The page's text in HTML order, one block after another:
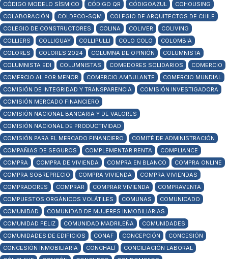
CÓDIGO MODELO SÍSMICO
CÓDIGO QR CÓDIGOAZUL
COHOUSING
COLABORACIÓN
COLDECO-SQM
COLEGIO DE ARQUITECTOS DE CHILE
COLEGIO DE CONSTRUCTORES
COLINA COLIVER
COLIVING
COLLIERS
COLLIGUAY COLLIPULLI COLO COLO
COLOMBIA
COLORES
COLORES 2024 COLUMNA DE OPINIÓN
COLUMNISTA
COLUMNISTA EDI
COLUMNISTAS COMEDORES SOLIDARIOS
COMERCIO
COMERCIO AL POR MENOR
COMERCIO AMBULANTE
COMERCIO MUNDIAL
COMISIÓN DE INTEGRIDAD Y TRANSPARENCIA
COMISIÓN INVESTIGADORA
COMISIÓN MERCADO FINANCIERO
COMISIÓN NACIONAL BANCARIA Y DE VALORES
COMISIÓN NACIONAL DE PRODUCTIVIDAD
COMISIÓN PARA EL MERCADO FINANCIERO
COMITÉ DE ADMINISTRACIÓN
COMPAÑIAS DE SEGUROS
COMPLEMENTAR RENTA
COMPLIANCE
COMPRA
COMPRA DE VIVIENDA COMPRA EN BLANCO
COMPRA ONLINE
COMPRA SOBREPRECIO
COMPRA VIVIENDA
COMPRA VIVIENDAS
COMPRADORES
COMPRAR COMPRAR VIVIENDA
COMPRAVENTA
COMPUESTOS ORGÁNICOS VOLÁTILES
COMUNAS
COMUNICADO
COMUNIDAD
COMUNIDAD DE MUJERES INMOBILIARIAS
COMUNIDAD FELIZ
COMUNIDAD MADRILEÑA
COMUNIDADES
COMUNIDADES DE EDIFICIOS
CONAF CONCEPCIÓN
CONCESIÓN
CONCESIÓN INMOBILIARIA
CONCHALÍ
CONCILIACIÓN LABORAL